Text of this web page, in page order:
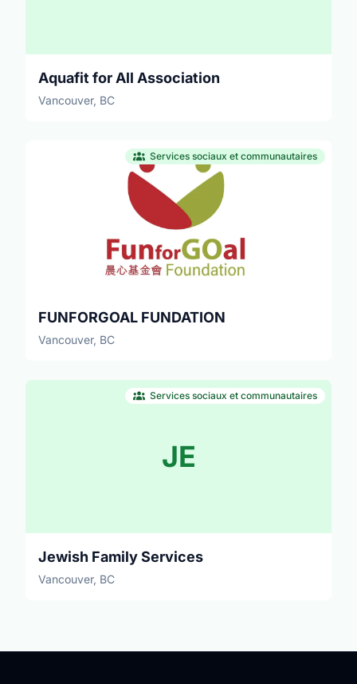
Aquafit for All Association
Vancouver, BC
Services sociaux et communautaires
FUNFORGOAL FUNDATION
Vancouver, BC
JE
Services sociaux et communautaires
Jewish Family Services
Vancouver, BC